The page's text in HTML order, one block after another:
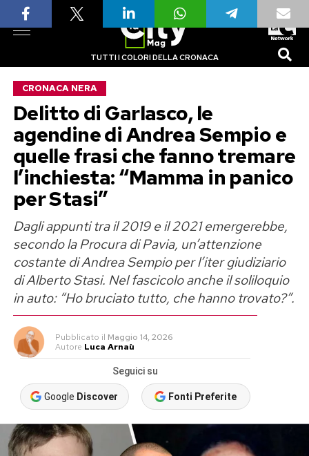
TUTTI I COLORI DELLA CRONACA
CRONACA NERA
Delitto di Garlasco, le
agendine di Andrea Sempio e
quelle frasi che fanno tremare
l’inchiesta: “Mamma in panico
per Stasi”
Dagli appunti tra il 2019 e il 2021 emergerebbe,
secondo la Procura di Pavia, un’attenzione
costante di Andrea Sempio per l’iter giudiziario
di Alberto Stasi. Nel fascicolo anche il soliloquio
in auto: “Ho bruciato tutto, che hanno trovato?”.
Pubblicato il Maggio 14, 2026
Autore Luca Arnaù
Seguici su
Google Discover Fonti Preferite